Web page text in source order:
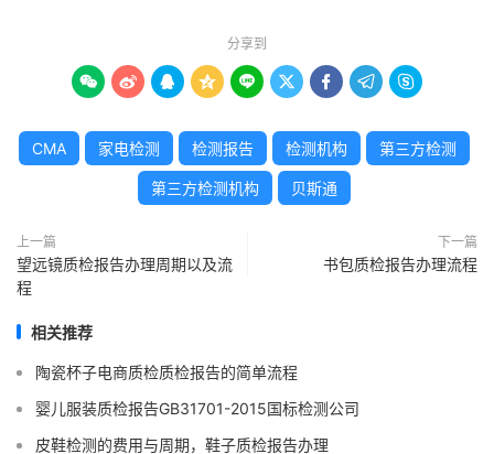
分享到
        
CMA 家电检测 检测报告 检测机构 第三方检测
第三方检测机构 贝斯通
上一篇
望远镜质检报告办理周期以及流
程
下一篇
书包质检报告办理流程
相关推荐
陶瓷杯子电商质检质检报告的简单流程
婴儿服装质检报告GB31701-2015国标检测公司
皮鞋检测的费用与周期，鞋子质检报告办理